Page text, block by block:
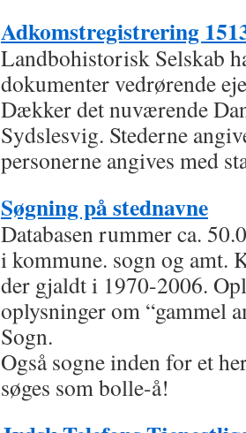
Adkomstregistrering
Landbohistorisk Selskab
dokumenter vedrørende
Dækker det nuværende
Sydslesvig. Stederne
personerne angives med
Søgning på stednavne
Databasen rummer ca.
i kommune. sogn og amt.
der gjaldt i 1970-2006.
oplysninger om “gammel
Sogn.
Også sogne inden for et
søges som bolle-å!